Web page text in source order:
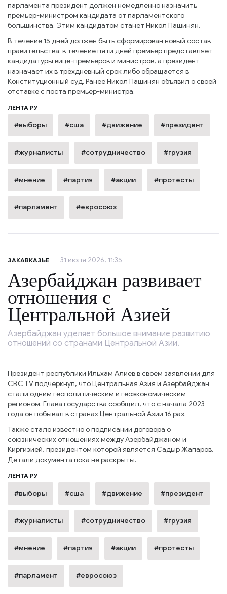
парламента президент должен немедленно назначить
премьер-министром кандидата от парламентского
большинства. Этим кандидатом станет Никол Пашинян.
В течение 15 дней должен быть сформирован новый состав
правительства: в течение пяти дней премьер представляет
кандидатуры вице-премьеров и министров, а президент
назначает их в трёхдневный срок либо обращается в
Конституционный суд. Ранее Никол Пашинян объявил о своей
отставке с поста премьер-министра.
ЛЕНТА РУ
#выборы #сша #движение #президент
#журналисты #сотрудничество #грузия
#мнение #партия #акции #протесты
#парламент #евросоюз
ЗАКАВКАЗЬЕ 31 июля 2026, 11:35
Азербайджан развивает
отношения с
Центральной Азией
Азербайджан уделяет большое внимание развитию
отношений со странами Центральной Азии.
Президент республики Ильхам Алиев в своём заявлении для
CBC TV подчеркнул, что Центральная Азия и Азербайджан
стали одним геополитическим и геоэкономическим
регионом. Глава государства сообщил, что с начала 2023
года он побывал в странах Центральной Азии 16 раз.
Также стало известно о подписании договора о
союзнических отношениях между Азербайджаном и
Киргизией, президентом которой является Садыр Жапаров.
Детали документа пока не раскрыты.
ЛЕНТА РУ
#выборы #сша #движение #президент
#журналисты #сотрудничество #грузия
#мнение #партия #акции #протесты
#парламент #евросоюз